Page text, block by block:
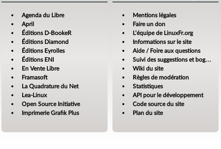
Agenda du Libre
April
Éditions D-BookeR
Éditions Diamond
Éditions Eyrolles
Éditions ENI
En Vente Libre
Framasoft
La Quadrature du Net
Lea-Linux
Open Source Initiative
Imprimerie Grafik Plus
Mentions légales
Faire un don
L’équipe de LinuxFr.org
Informations sur le site
Aide / Foire aux questions
Suivi des suggestions et bogues
Wiki du site
Règles de modération
Statistiques
API pour le développement
Code source du site
Plan du site